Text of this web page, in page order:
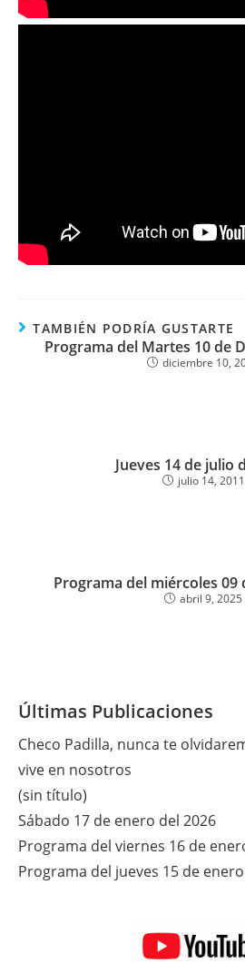
TAMBIÉN PODRÍA GUSTARTE
Programa del Martes 10 de
diciembre 10,
Jueves 14 de julio
julio 14, 2011
Programa del miércoles 09
abril 9, 2025
Últimas Publicaciones
Checo Padilla, nunca te
vive en nosotros
(sin título)
Sábado 17 de enero del 2026
Programa del viernes 16 de
Programa del jueves 15 de enero